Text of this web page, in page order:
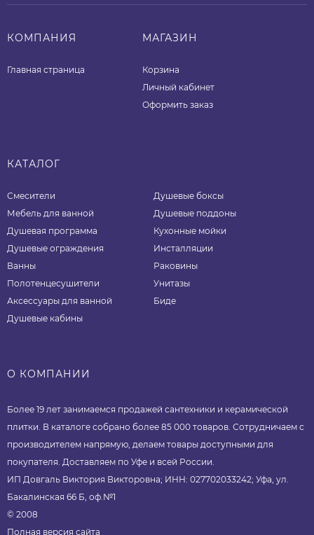
КОМПАНИЯ
Главная страница
МАГАЗИН
Корзина
Личный кабинет
Оформить заказ
КАТАЛОГ
Смесители
Мебель для ванной
Душевая программа
Душевые ограждения
Ванны
Полотенцесушители
Аксессуары для ванной
Душевые кабины
Душевые боксы
Душевые поддоны
Кухонные мойки
Инсталляции
Раковины
Унитазы
Биде
О КОМПАНИИ
Более 19 лет занимаемся продажей сантехники и керамической
плитки. В каталоге собрано более 85 000 товаров. Сотрудничаем с
производителем напрямую, делаем товары доступными для
покупателя. Доставляем по Уфе и всей России.
ИП Довгаль Виктория Викторовна; ИНН: 027702033242; Уфа, ул.
Бакалинская 66 Б, оф.№1
© 2008
Полная версия сайта